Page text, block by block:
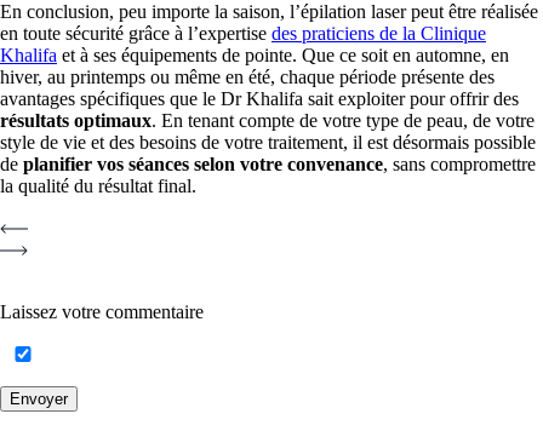
En conclusion, peu importe la saison, l’épilation laser peut être réalisée
en toute sécurité grâce à l’expertise des praticiens de la Clinique
Khalifa et à ses équipements de pointe. Que ce soit en automne, en
hiver, au printemps ou même en été, chaque période présente des
avantages spécifiques que le Dr Khalifa sait exploiter pour offrir des
résultats optimaux. En tenant compte de votre type de peau, de votre
style de vie et des besoins de votre traitement, il est désormais possible
de planifier vos séances selon votre convenance, sans compromettre
la qualité du résultat final.
Laissez votre commentaire
Envoyer